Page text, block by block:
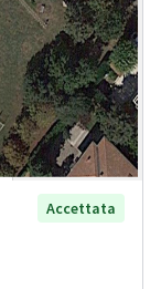
Accettata